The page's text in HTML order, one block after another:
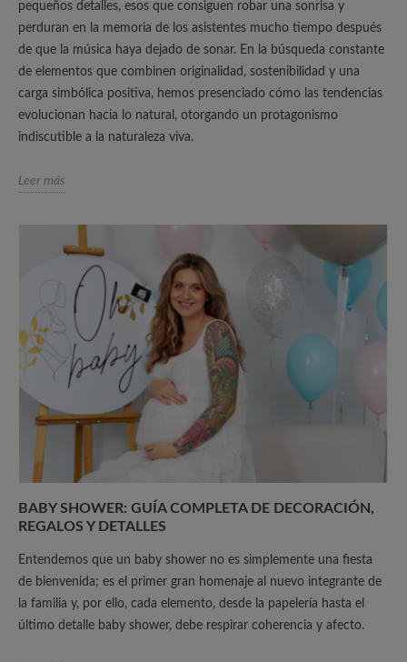
pequeños detalles, esos que consiguen robar una sonrisa y
perduran en la memoria de los asistentes mucho tiempo después
de que la música haya dejado de sonar. En la búsqueda constante
de elementos que combinen originalidad, sostenibilidad y una
carga simbólica positiva, hemos presenciado cómo las tendencias
evolucionan hacia lo natural, otorgando un protagonismo
indiscutible a la naturaleza viva.
Leer más
BABY SHOWER: GUÍA COMPLETA DE DECORACIÓN,
REGALOS Y DETALLES
Entendemos que un baby shower no es simplemente una fiesta
de bienvenida; es el primer gran homenaje al nuevo integrante de
la familia y, por ello, cada elemento, desde la papelería hasta el
último detalle baby shower, debe respirar coherencia y afecto.